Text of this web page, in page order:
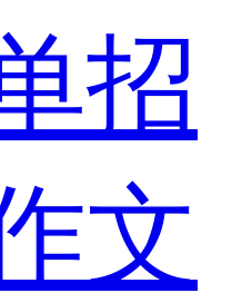
招
文